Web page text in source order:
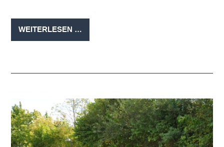
WEITERLESEN …
ITALIEN
STIELER-